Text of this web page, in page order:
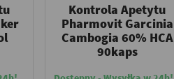
Kontrola Apetytu
Pharmovit Garcinia
Cambogia 60% HCA
90kaps